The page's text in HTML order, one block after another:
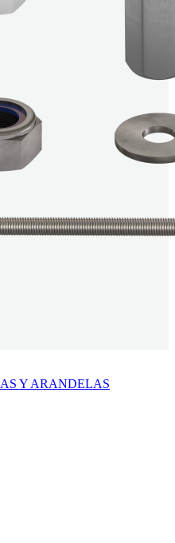
Y ARANDELAS